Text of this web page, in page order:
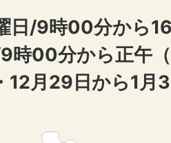
日/9時00分から
時00分から正午
12月29日から1月